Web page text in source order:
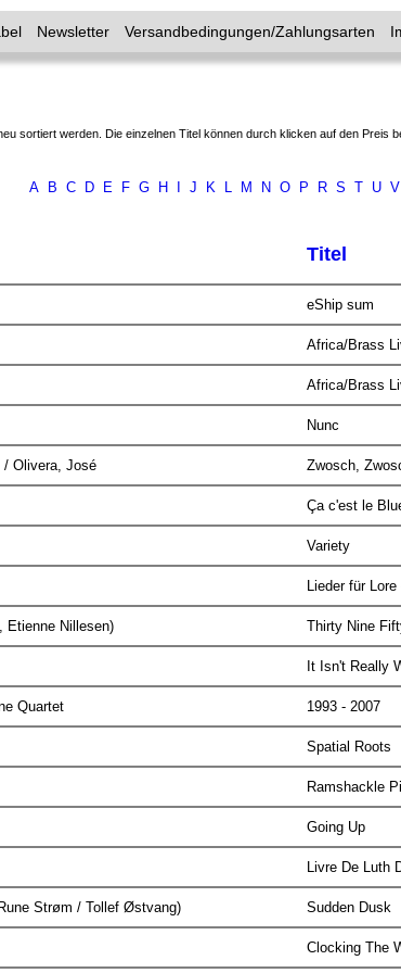
Newsletter Versandbedingungen/Zahlungsarten
sortiert werden. Die einzelnen Titel können durch klicken auf den Preis
A B C D E F G H J K L M N O P R S T U V
Titel
eShip sum
Africa/Brass
Africa/Brass
Nunc
/ Olivera, José Zwosch,
Ça c'est le
Variety
Lieder für
Etienne Nillesen) Thirty Nine
It Isn't Really
Quartet 1993 - 2007
Spatial Roots
Ramshackle
Going Up
Livre De Luth
Strøm / Tollef Østvang) Sudden Dusk
Clocking The